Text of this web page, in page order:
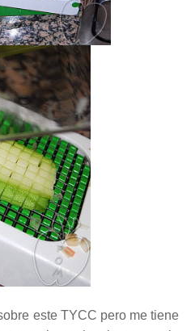
este TYCC pero me tiene